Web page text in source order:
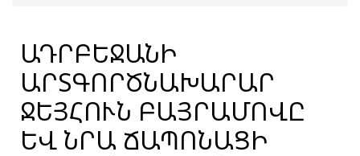
ԱԴՐԲԵՋԱՆԻ
ԱՐՏԳՈՐԾՆԱԽԱՐԱՐ
ՋԵՅՀՈՒՆ ԲԱՅՐԱՄՈՎԸ
ԵՎ ՆՐԱ ՃԱՊՈՆԱՑԻ